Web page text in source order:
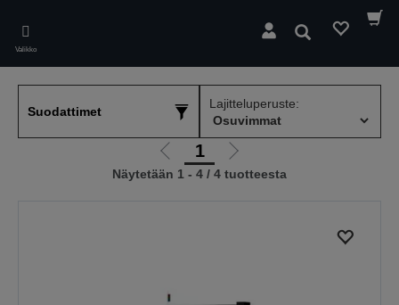
main
content
Valikko
Hae
Suodattimet
Lajitteluperuste:
Siirry
edelliselle
1
Siirry
seuraavalle
Näytetään 1 - 4 / 4 tuotteesta